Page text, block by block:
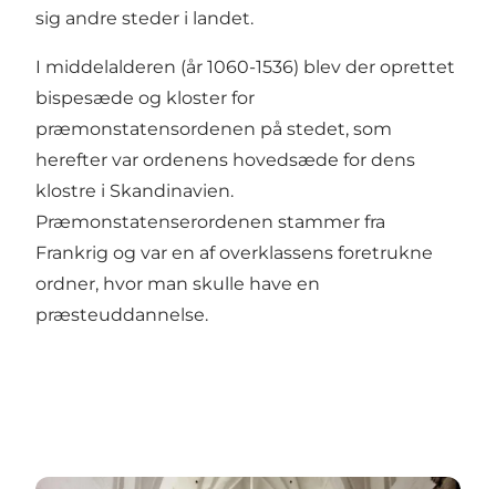
sig andre steder i landet.
I middelalderen (år 1060-1536) blev der oprettet
bispesæde og kloster for
præmonstatensordenen på stedet, som
herefter var ordenens hovedsæde for dens
klostre i Skandinavien.
Præmonstatenserordenen stammer fra
Frankrig og var en af overklassens foretrukne
ordner, hvor man skulle have en
præsteuddannelse.